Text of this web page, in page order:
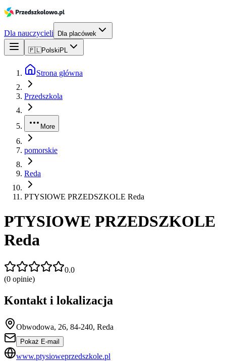
Dla nauczycieli Dla placówek
🇵🇱Polski PL
Strona główna
Przedszkola
More
pomorskie
Reda
PTYSIOWE PRZEDSZKOLE Reda
PTYSIOWE PRZEDSZKOLE
Reda
0.0
(0 opinie)
Kontakt i lokalizacja
Obwodowa, 26, 84-240, Reda
Pokaż E-mail
www.ptysioweprzedszkole.pl